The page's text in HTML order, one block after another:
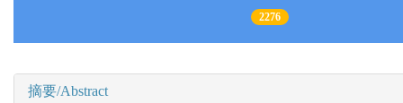
2276
摘要/Abstract